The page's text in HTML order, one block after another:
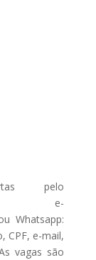
pelo
e-
Whatsapp:
CPF, e-mail,
vagas são